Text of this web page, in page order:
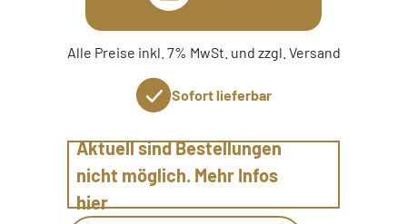
Alle Preise inkl. 7% MwSt. und zzgl. Versand
Sofort lieferbar
Aktuell sind Bestellungen
nicht möglich. Mehr Infos
hier